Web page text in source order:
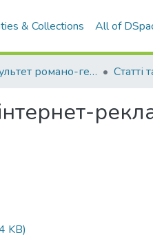
& Collections All of
11. Факультет романо-германської філології Статті
KB)